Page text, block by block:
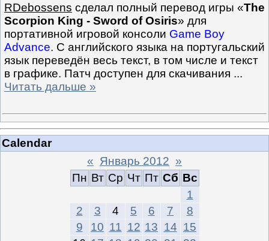
RDebossens сделал полный перевод игры «The
Scorpion King - Sword of Osiris» для
портативной игровой консоли Game Boy
Advance. С английского языка на португальский
язык переведён весь текст, в том числе и текст
в графике. Патч доступен для скачивания ...
Читать дальше »
Calendar
« Январь 2012 »
Пн Вт Ср Чт Пт Сб Вс
1
2
3 4 5 6 7
8
9
10 11 12 13 14 15